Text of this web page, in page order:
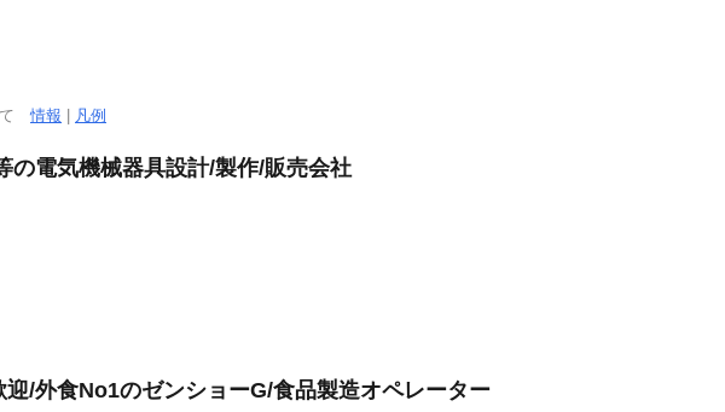
て情報 凡例
の電気機械器具設計/製作/販売会社
/外食No1のゼンショーG/食品製造オペレーター